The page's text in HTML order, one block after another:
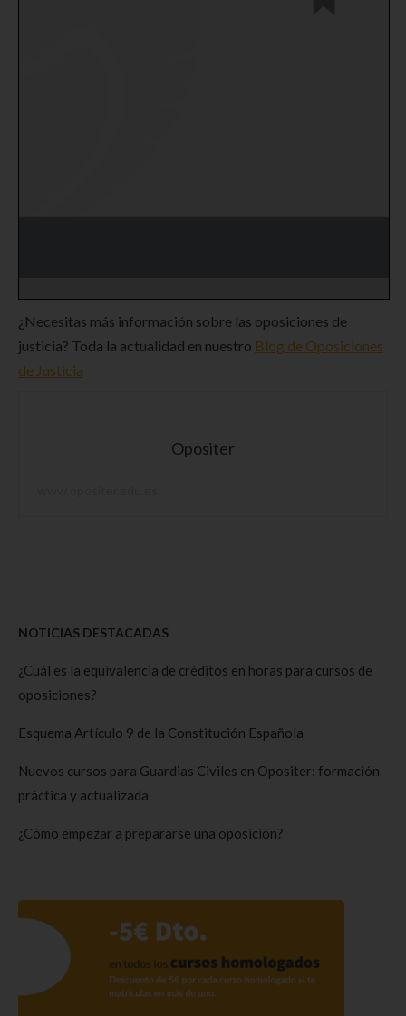
¿Necesitas más información sobre las oposiciones de
justicia? Toda la actualidad en nuestro Blog de Oposiciones
de Justicia
Opositer
NOTICIAS DESTACADAS
¿Cuál es la equivalencia de créditos en horas para cursos de
oposiciones?
Esquema Artículo 9 de la Constitución Española
Nuevos cursos para Guardias Civiles en Opositer: formación
práctica y actualizada
¿Cómo empezar a prepararse una oposición?